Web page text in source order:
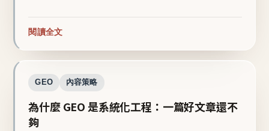
閱讀全文
GEO 內容策略
為什麼 GEO 是系統化工程：一篇好文章還不
夠